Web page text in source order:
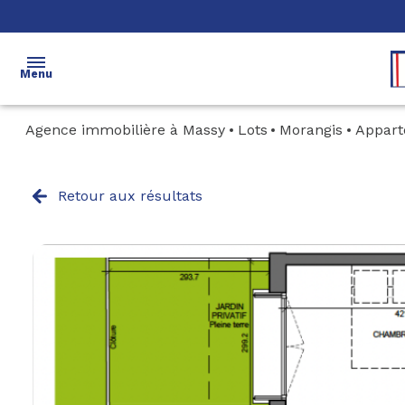
Menu
neuf
Agence immobilière à Massy Lots Morangis
Retour aux résultats